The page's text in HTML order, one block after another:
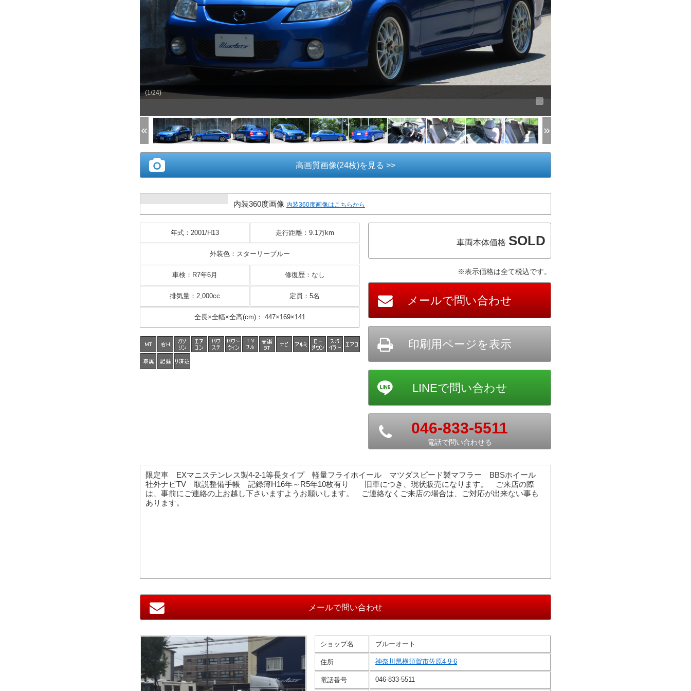
(1/24)
高画質画像(24枚)を見る >>
内装360度画像 内装360度画像はこちらから
年式： 2001/H13 走行距離： 9.1万km
外装色： スターリーブルー
車検 ： R7年6月 修復歴： なし
排気量： 2,000cc 定員 ： 5名
全長×全幅×全高(cm)： 447×169×141
車両本体価格 SOLD
※表示価格は全て税込です。
046-833-5511
電話で問い合わせる
限定車 EXマニステンレス製4-2-1等長タイプ 軽量フライホイール マツダスピード製マフラー BBSホイール
社外ナビTV 取説整備手帳 記録簿H16年～R5年10枚有り 旧車につき、現状販売になります。 ご来店の際
は、事前にご連絡の上お越し下さいますようお願いします。 ご連絡なくご来店の場合は、ご対応が出来ない事も
あります。
ショップ名 ブルーオート
住所 神奈川県横須賀市佐原4-9-6
電話番号 046-833-5511